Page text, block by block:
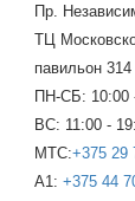
Пр.
ТЦ
павильон
ПН-СБ: 10:00
ВС: 11:00 -
МТС:+375 29
A1:+375 44